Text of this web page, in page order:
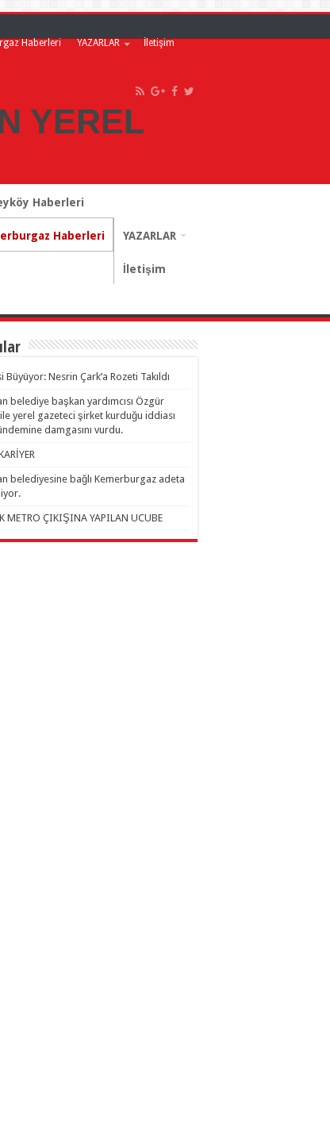
Haberleri YAZARLAR İletişim
Haberleri
Haberleri YAZARLAR
İletişim
Büyüyor: Nesrin Çark’a Rozeti Takıldı
belediye başkan yardımcısı Özgür
yerel gazeteci şirket kurduğu iddiası
damgasını vurdu.
belediyesine bağlı Kemerburgaz adeta
METRO ÇIKIŞINA YAPILAN UCUBE